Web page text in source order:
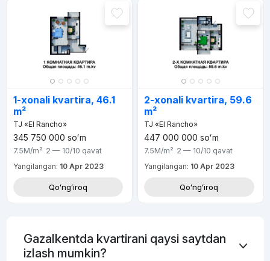
1-xonali kvartira, 46.1
m²
TJ «El Rancho»
345 750 000 soʻm
7.5M/m² 2 — 10/10 qavat
Yangilangan: 10 Apr 2023
Qoʻngʻiroq
2-xonali kvartira, 59.6
m²
TJ «El Rancho»
447 000 000 soʻm
7.5M/m² 2 — 10/10 qavat
Yangilangan: 10 Apr 2023
Qoʻngʻiroq
Gazalkentda kvartirani qaysi saytdan
izlash mumkin?